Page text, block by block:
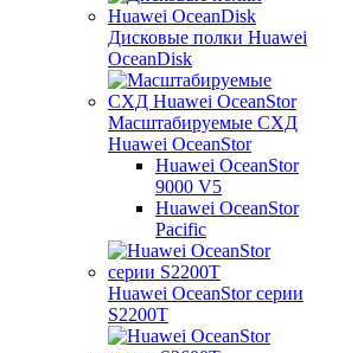
Дисковые полки Huawei
OceanDisk
Масштабируемые СХД
Huawei OceanStor
Huawei OceanStor
9000 V5
Huawei OceanStor
Pacific
Huawei OceanStor серии
S2200T